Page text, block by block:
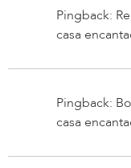
Pingback:
casa
Pingback:
casa